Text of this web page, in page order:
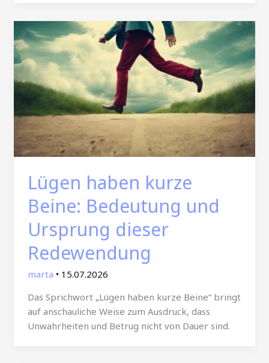
Lügen haben kurze
Beine: Bedeutung und
Ursprung dieser
Redewendung
marta • 15.07.2026
Das Sprichwort „Lügen haben kurze Beine“ bringt
auf anschauliche Weise zum Ausdruck, dass
Unwahrheiten und Betrug nicht von Dauer sind.